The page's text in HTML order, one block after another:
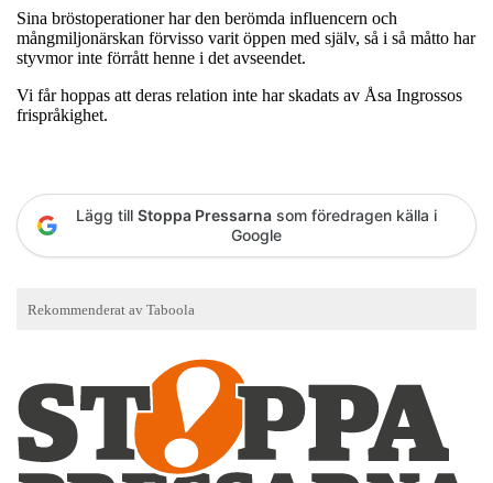
Sina bröstoperationer har den berömda influencern och
mångmiljonärskan förvisso varit öppen med själv, så i så måtto har
styvmor inte förrått henne i det avseendet.
Vi får hoppas att deras relation inte har skadats av Åsa Ingrossos
frispråkighet.
Lägg till Stoppa Pressarna som föredragen källa i
Google